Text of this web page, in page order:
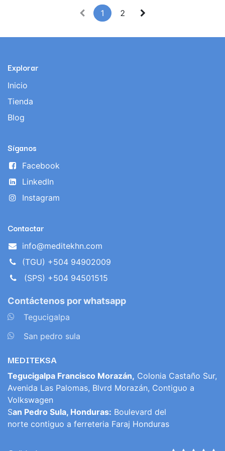
1 2
Explorar
Inicio
Tienda
Blog
Síganos
Facebook
LinkedIn
Instagram
Contactar
info@meditekhn.com
(TGU) +504 94902009
(SPS) +504 94501515
Contáctenos por whatsapp
Tegucigalpa
San pedro sula
MEDITEKSA
Tegucigalpa Francisco Morazán, Colonia Castaño Sur,
Avenida Las Palomas, Blvrd Morazán, Contiguo a
Volkswagen
San Pedro Sula, Honduras: Boulevard del
norte contiguo a ferreteria Faraj Honduras